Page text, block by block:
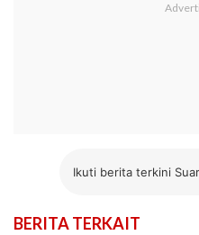
Ikuti berita terkini
BERITA TERKAIT